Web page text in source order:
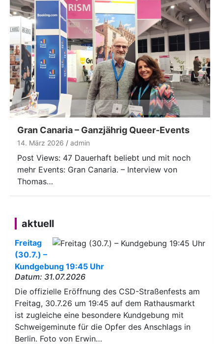
Gran Canaria – Ganzjährig Queer-Events
14. März 2026 admin
Post Views: 47 Dauerhaft beliebt und mit noch
mehr Events: Gran Canaria. – Interview von
Thomas…
aktuell
Freitag
(30.7.) –
Kundgebung 19:45 Uhr
Datum: 31.07.2026
Die offizielle Eröffnung des CSD-Straßenfests am
Freitag, 30.7.26 um 19:45 auf dem Rathausmarkt
ist zugleiche eine besondere Kundgebung mit
Schweigeminute für die Opfer des Anschlags in
Berlin. Foto von Erwin…